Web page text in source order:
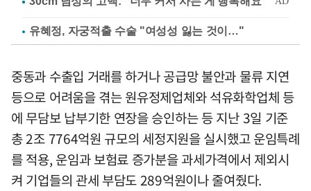
유혜정, 자궁적출 수술 "여성성 잃는 것이…"
중동과 수출입 거래를 하거나 공급망 불안과 물류 지연
등으로 어려움을 겪는 원유정제업체와 석유화학업체 등
에 무담보 납부기한 연장을 승인하는 등 지난 3일 기준
총 2조 7764억원 규모의 세정지원을 실시했고 운임특례
를 적용, 운임과 보험료 증가분을 과세가격에서 제외시
켜 기업들의 관세 부담도 289억원이나 줄여줬다.